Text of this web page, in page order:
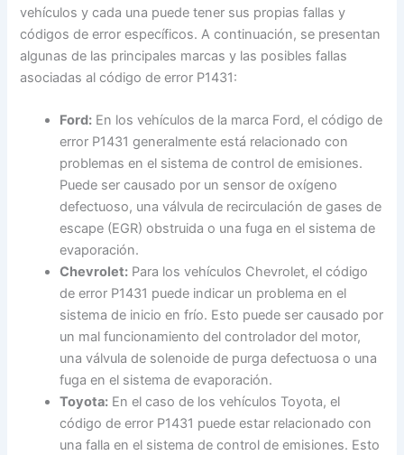
vehículos y cada una puede tener sus propias fallas y
códigos de error específicos. A continuación, se presentan
algunas de las principales marcas y las posibles fallas
asociadas al código de error P1431:
Ford: En los vehículos de la marca Ford, el código de
error P1431 generalmente está relacionado con
problemas en el sistema de control de emisiones.
Puede ser causado por un sensor de oxígeno
defectuoso, una válvula de recirculación de gases de
escape (EGR) obstruida o una fuga en el sistema de
evaporación.
Chevrolet: Para los vehículos Chevrolet, el código
de error P1431 puede indicar un problema en el
sistema de inicio en frío. Esto puede ser causado por
un mal funcionamiento del controlador del motor,
una válvula de solenoide de purga defectuosa o una
fuga en el sistema de evaporación.
Toyota: En el caso de los vehículos Toyota, el
código de error P1431 puede estar relacionado con
una falla en el sistema de control de emisiones. Esto